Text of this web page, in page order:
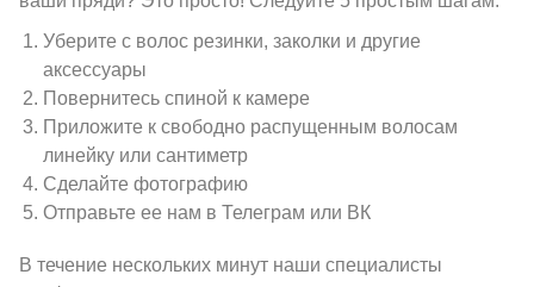
Уберите с волос резинки, заколки и другие
аксессуары
Повернитесь спиной к камере
Приложите к свободно распущенным волосам
линейку или сантиметр
Сделайте фотографию
Отправьте ее нам в Телеграм или ВК
В течение нескольких минут наши специалисты